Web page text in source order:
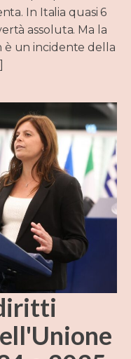
In Italia quasi 6
assoluta. Ma la
è un incidente della